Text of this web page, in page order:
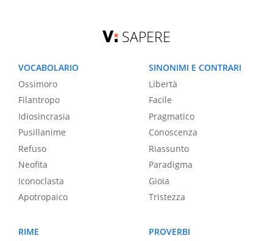
SAPERE
VOCABOLARIO
Ossimoro
Filantropo
Idiosincrasia
Pusillanime
Refuso
Neofita
Iconoclasta
Apotropaico
SINONIMI E CONTRARI
Libertà
Facile
Pragmatico
Conoscenza
Riassunto
Paradigma
Gioia
Tristezza
RIME
PROVERBI